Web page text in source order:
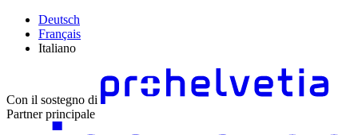
Deutsch
Français
Italiano
Con il sostegno di
Partner principale